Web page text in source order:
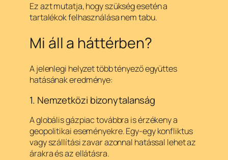
Ez azt mutatja, hogy szükség esetén a
tartalékok felhasználása nem tabu.
Mi áll a háttérben?
A jelenlegi helyzet több tényező együttes
hatásának eredménye:
1. Nemzetközi bizonytalanság
A globális gázpiac továbbra is érzékeny a
geopolitikai eseményekre. Egy-egy konfliktus
vagy szállítási zavar azonnal hatással lehet az
árakra és az ellátásra.